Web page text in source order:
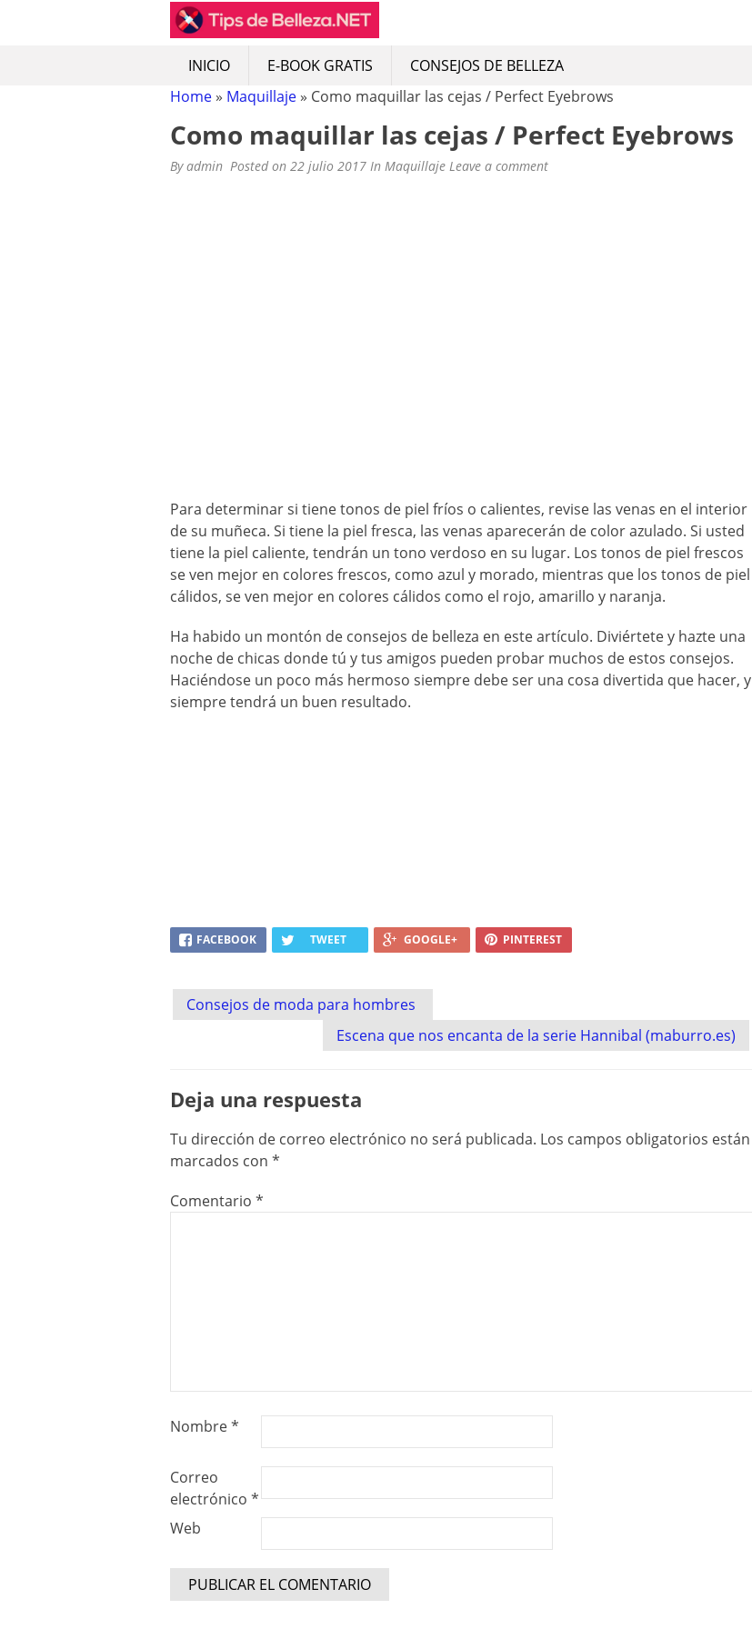
TIPS DE BELLEZA: CONSEJOS DE BELLEZA
Tips de belleza, recetas naturales de belleza, remedios caseros y naturales
INICIO E-BOOK GRATIS
CONSEJOS DE BELLEZA
Home » Maquillaje » Como maquillar las cejas / Perfect Eyebrows
Como maquillar las cejas / Perfect Eyebrows
Byadmin Posted on 22 julio 2017 In Maquillaje Leave a comment
Para determinar si tiene tonos de piel fríos o calientes, revise las venas en el interior
de su muñeca. Si tiene la piel fresca, las venas aparecerán de color azulado. Si usted
tiene la piel caliente, tendrán un tono verdoso en su lugar. Los tonos de piel frescos
se ven mejor en colores frescos, como azul y morado, mientras que los tonos de piel
cálidos, se ven mejor en colores cálidos como el rojo, amarillo y naranja.
Ha habido un montón de consejos de belleza en este artículo. Diviértete y hazte una
noche de chicas donde tú y tus amigos pueden probar muchos de estos consejos.
Haciéndose un poco más hermoso siempre debe ser una cosa divertida que hacer, y
siempre tendrá un buen resultado.
FACEBOOK TWEET GOOGLE+ PINTEREST
Post
navigation
Consejos de moda para hombres
Escena que nos encanta de la serie Hannibal (maburro.es)
Deja una respuesta
Tu dirección de correo electrónico no será publicada. Los campos obligatorios están
marcados con *
Comentario *
Nombre*
Correo
electrónico *
Web